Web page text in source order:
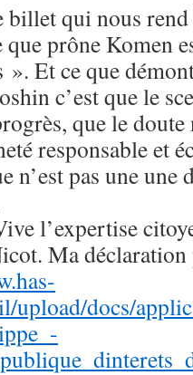
billet qui nous
que prône Komen
Et ce que
c’est que le
que le doute
responsable et
n’est pas une une
l’expertise
Ma déclaration
upload/docs/